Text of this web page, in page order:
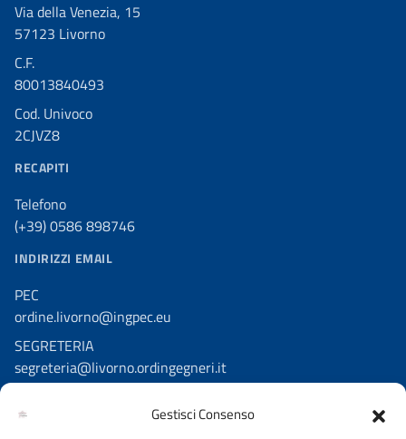
Gestisci Consenso
Via della Venezia, 15
57123 Livorno
C.F.
80013840493
Cod. Univoco
2CJVZ8
RECAPITI
Telefono
(+39) 0586 898746
INDIRIZZI EMAIL
PEC
ordine.livorno@ingpec.eu
SEGRETERIA
segreteria@livorno.ordingegneri.it